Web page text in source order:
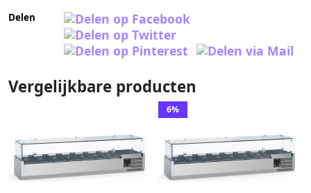
Delen
Vergelijkbare producten
6%